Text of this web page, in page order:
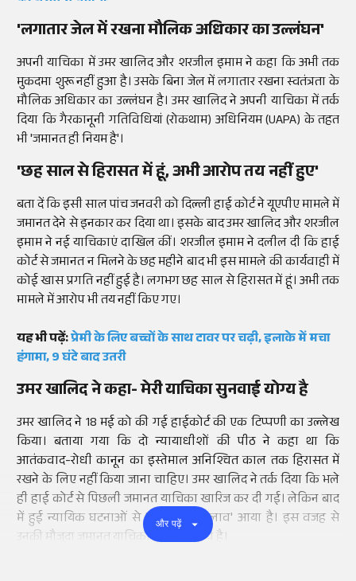
'लगातार जेल में रखना मौलिक अधिकार का उल्लंघन'
अपनी याचिका में उमर खालिद और शरजील इमाम ने कहा कि अभी तक
मुकदमा शुरू नहीं हुआ है। उसके बिना जेल में लगातार रखना स्वतंत्रता के
मौलिक अधिकार का उल्लंघन है। उमर खालिद ने अपनी याचिका में तर्क
दिया कि गैरकानूनी गतिविधियां (रोकथाम) अधिनियम (UAPA) के तहत
भी 'जमानत ही नियम है'।
'छह साल से हिरासत में हूं, अभी आरोप तय नहीं हुए'
बता दें कि इसी साल पांच जनवरी को दिल्ली हाई कोर्ट ने यूएपीए मामले में
जमानत देने से इनकार कर दिया था। इसके बाद उमर खालिद और शरजील
इमाम ने नई याचिकाएं दाखिल कीं। शरजील इमाम ने दलील दी कि हाई
कोर्ट से जमानत न मिलने के छह महीने बाद भी इस मामले की कार्यवाही में
कोई खास प्रगति नहीं हुई है। लगभग छह साल से हिरासत में हूं। अभी तक
मामले में आरोप भी तय नहीं किए गए।
यह भी पढ़ें:प्रेमी के लिए बच्चों के साथ टावर पर चढ़ी, इलाके में मचा
हंगामा, 9 घंटे बाद उतरी
उमर खालिद ने कहा- मेरी याचिका सुनवाई योग्य है
उमर खालिद ने 18 मई को की गई हाईकोर्ट की एक टिप्पणी का उल्लेख
किया। बताया गया कि दो न्यायाधीशों की पीठ ने कहा था कि
आतंकवाद-रोधी कानून का इस्तेमाल अनिश्चित काल तक हिरासत में
रखने के लिए नहीं किया जाना चाहिए। उमर खालिद ने तर्क दिया कि भले
ही हाई कोर्ट से पिछली जमानत याचिका खारिज कर दी गई। लेकिन बाद
में हुई न्यायिक घटनाओं से 'हालात में बदलाव' आया है। इस वजह से
उनकी मौजूदा जमानत याचिका सुनवाई योग्य है।
और पढ़ें